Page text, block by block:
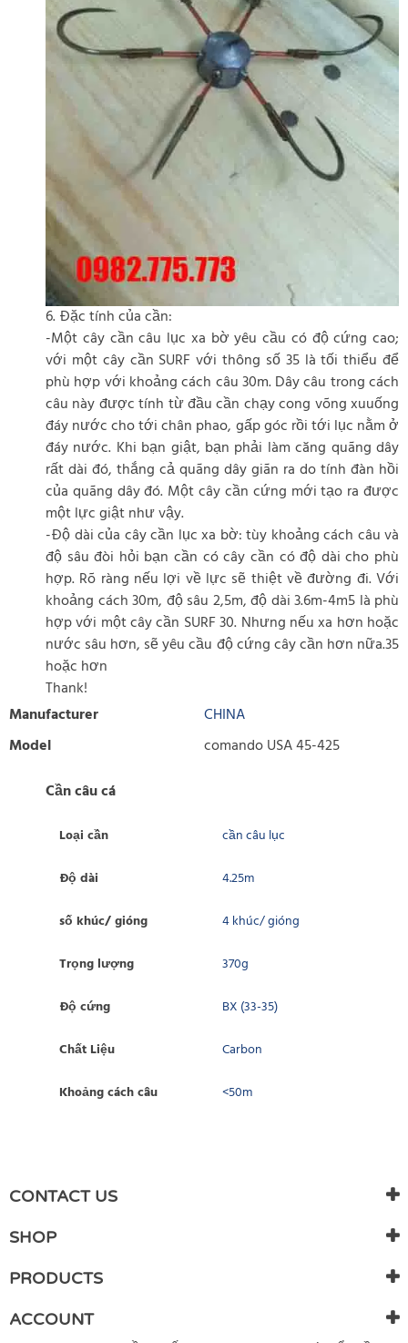
6. Đặc tính của cần:
-Một cây cần câu lục xa bờ yêu cầu có độ cứng cao;
với một cây cần SURF với thông số 35 là tối thiểu để
phù hợp với khoảng cách câu 30m. Dây câu trong cách
câu này được tính từ đầu cần chạy cong võng xuuống
đáy nước cho tới chân phao, gấp góc rồi tới lục nằm ở
đáy nước. Khi bạn giật, bạn phải làm căng quãng dây
rất dài đó, thắng cả quãng dây giãn ra do tính đàn hồi
của quãng dây đó. Một cây cần cứng mới tạo ra được
một lực giật như vậy.
-Độ dài của cây cần lục xa bờ: tùy khoảng cách câu và
độ sâu đòi hỏi bạn cần có cây cần có độ dài cho phù
hợp. Rõ ràng nếu lợi về lực sẽ thiệt về đường đi. Với
khoảng cách 30m, độ sâu 2,5m, độ dài 3.6m-4m5 là phù
hợp với một cây cần SURF 30. Nhưng nếu xa hơn hoặc
nước sâu hơn, sẽ yêu cầu độ cứng cây cần hơn nữa.35
hoặc hơn
Thank!
Manufacturer
CHINA
Model
comando USA 45-425
Cần câu cá
Loại cần cần câu lục
Độ dài 4.25m
số khúc/ gióng 4 khúc/ gióng
Trọng lượng 370g
Độ cứng BX (33-35)
Chất Liệu Carbon
Khoảng cách câu <50m
There are currently no product reviews. Be the first who write
review
CONTACT US
SHOP
PRODUCTS
ACCOUNT